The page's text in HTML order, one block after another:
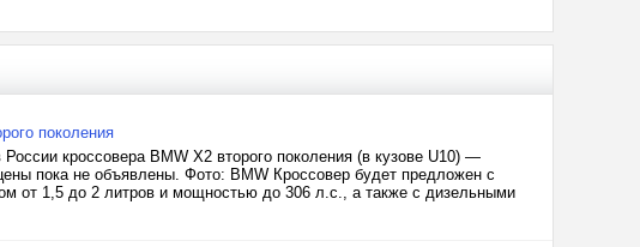
поколения
кроссовера BMW X2 второго поколения (в кузове U10) —
пока не объявлены. Фото: BMW Кроссовер будет предложен с
от 1,5 до 2 литров и мощностью до 306 л.с., а также с дизельными